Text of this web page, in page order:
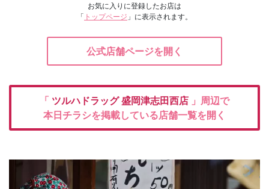
お気に入りに登録したお店は
「 トップページ 」に表示されます。
公式店舗ページを開く
「 ツルハドラッグ盛岡津志田西店 」周辺で
本日チラシを掲載している店舗一覧を開く